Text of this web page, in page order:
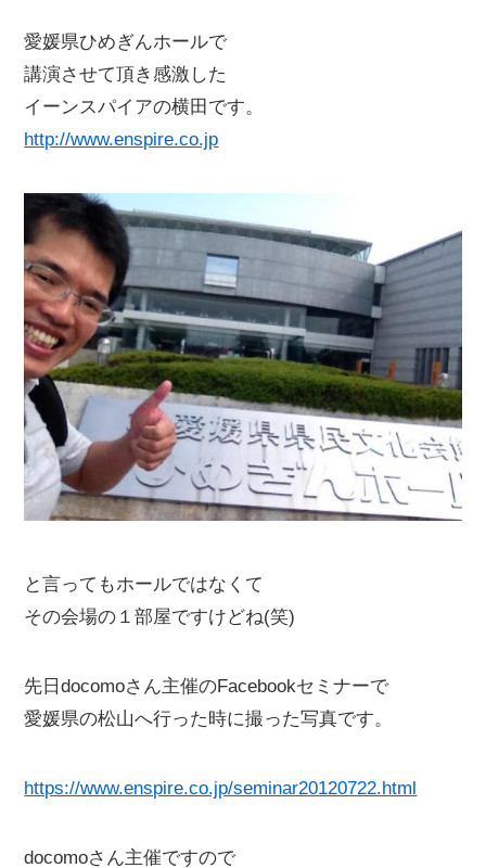
愛媛県ひめぎんホールで
講演させて頂き感激した
イーンスパイアの横田です。
http://www.enspire.co.jp
と言ってもホールではなくて
その会場の１部屋ですけどね(笑)
先日docomoさん主催のFacebookセミナーで
愛媛県の松山へ行った時に撮った写真です。
https://www.enspire.co.jp/seminar20120722.html
docomoさん主催ですので